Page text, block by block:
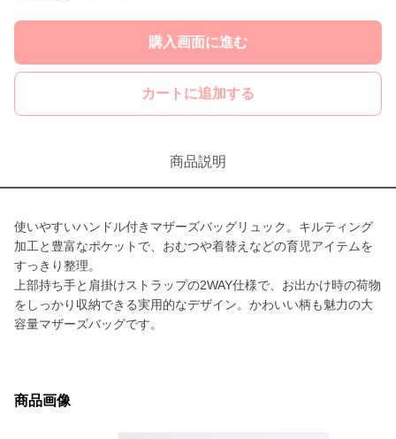
購入画面に進む
カートに追加する
商品説明
使いやすいハンドル付きマザーズバッグリュック。キルティング
加工と豊富なポケットで、おむつや着替えなどの育児アイテムを
すっきり整理。
上部持ち手と肩掛けストラップの2WAY仕様で、お出かけ時の荷物
をしっかり収納できる実用的なデザイン。かわいい柄も魅力の大
容量マザーズバッグです。
商品画像